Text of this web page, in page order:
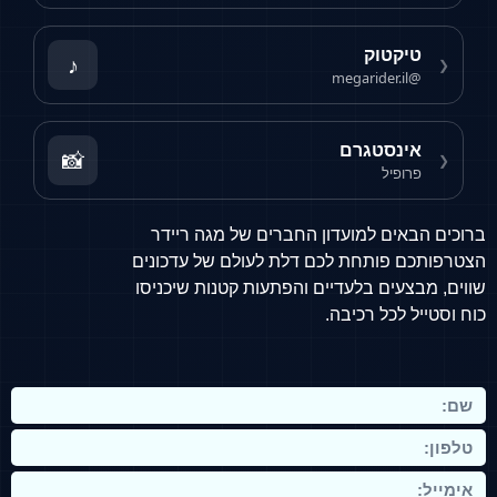
מתאימים לרוכבים בכל גיל וכושר
מהווים תחליף יעיל לרכב פרטי בעיר
חסרונות:
מעלים את המשקל הכולל
תחזוקה יקרה במקרה של תקלה
תלויים בסוללה ובמערכת החשמלית
חידושים בתחום מנועי האופניים
בנוסף
חזקים וחסכוניים באנרגיה. חברות מובילות מציידות
מנועים בחיישנים חכמים, שמכוונים את העוצמה לפי
ברוכים הבאים למועדון החברים של מגה ריידר
הצטרפותכם פותחת לכם דלת לעולם של עדכונים
שווים, מבצעים בלעדיים והפתעות קטנות שיכניסו
כוח וסטייל לכל רכיבה.
❮ טיקטוק
@megarider.il
♪
❮ אינסטגרם
פרופיל 📸